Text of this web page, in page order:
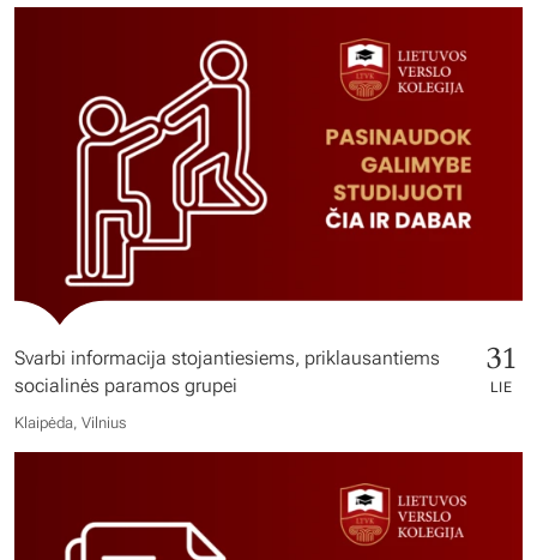
Svarbi informacija stojantiesiems, priklausantiems
socialinės paramos grupei
31
LIE
Klaipėda, Vilnius